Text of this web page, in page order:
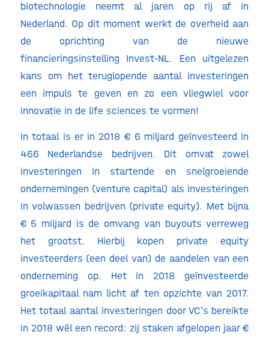
biotechnologie neemt al jaren op rij af in
Nederland. Op dit moment werkt de overheid aan
de oprichting van de nieuwe
financieringsinstelling Invest-NL. Een uitgelezen
kans om het teruglopende aantal investeringen
een impuls te geven en zo een vliegwiel voor
innovatie in de life sciences te vormen!
In totaal is er in 2018 € 6 miljard geïnvesteerd in
466 Nederlandse bedrijven. Dit omvat zowel
investeringen in startende en snelgroeiende
ondernemingen (venture capital) als investeringen
in volwassen bedrijven (private equity). Met bijna
€ 5 miljard is de omvang van buyouts verreweg
het grootst. Hierbij kopen private equity
investeerders (een deel van) de aandelen van een
onderneming op. Het in 2018 geïnvesteerde
groeikapitaal nam licht af ten opzichte van 2017.
Het totaal aantal investeringen door VC’s bereikte
in 2018 wél een record: zij staken afgelopen jaar €